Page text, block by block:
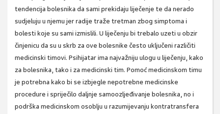
tendencija bolesnika da sami prekidaju liječenje te da nerado
sudjeluju u njemu jer radije traže tretman zbog simptoma i
bolesti koje su sami izmislili. U liječenju bi trebalo uzeti u obzir
činjenicu da su u skrb za ove bolesnike često uključeni različiti
medicinski timovi. Psihijatar ima najvažniju ulogu u liječenju, kako
za bolesnika, tako i za medicinski tim. Pomoć medicinskom timu
je potrebna kako bi se izbjegle nepotrebne medicinske
procedure i spriječilo daljnje samoozljeđivanje bolesnika, no i
podrška medicinskom osoblju u razumijevanju kontratransfera